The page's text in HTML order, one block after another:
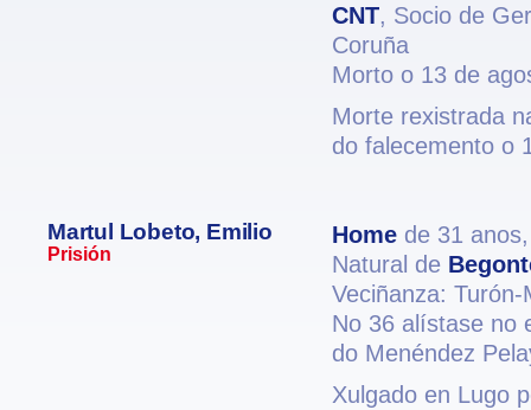
CNT, Socio de
Coruña
Morto o 13 de
Morte rexistrada
do falecemento o
Martul Lobeto, Emilio
Prisión
Home de 31
Natural de
Veciñanza: Turón-
No 36 alístase no
do Menéndez
Xulgado en Lugo